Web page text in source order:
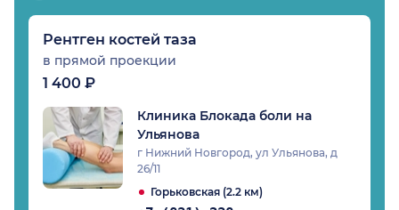
Рентген костей таза
в прямой проекции
1 400 ₽
Клиника Блокада боли на
Ульянова
г Нижний Новгород, ул Ульянова, д
26/11
Горьковская (2.2 км)